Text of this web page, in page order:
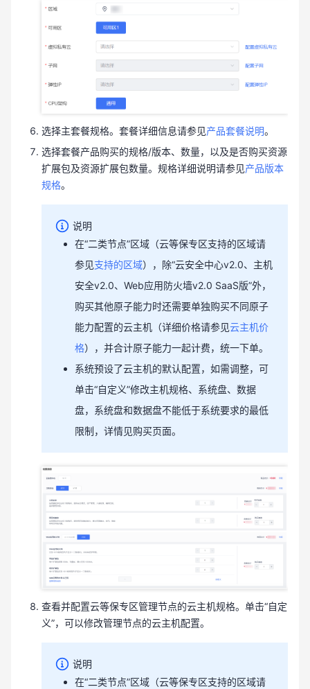
选择主套餐规格。套餐详细信息请参见产品套餐说明。
选择套餐产品购买的规格/版本、数量，以及是否购买资源
扩展包及资源扩展包数量。规格详细说明请参见产品版本
规格。
说明
在“二类节点”区域（云等保专区支持的区域请
参见支持的区域），除“云安全中心v2.0、主机
安全v2.0、Web应用防火墙v2.0 SaaS版”外，
购买其他原子能力时还需要单独购买不同原子
能力配置的云主机（详细价格请参见云主机价
格），并合计原子能力一起计费，统一下单。
系统预设了云主机的默认配置，如需调整，可
单击“自定义”修改主机规格、系统盘、数据
盘，系统盘和数据盘不能低于系统要求的最低
限制，详情见购买页面。
查看并配置云等保专区管理节点的云主机规格。单击“自定
义”，可以修改管理节点的云主机配置。
说明
在“二类节点”区域（云等保专区支持的区域请